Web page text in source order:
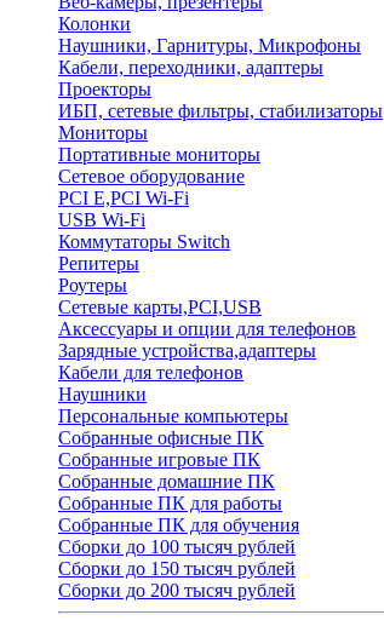
Колонки
Наушники, Гарнитуры, Микрофоны
Кабели, переходники, адаптеры
Проекторы
ИБП, сетевые фильтры, стабилизаторы
Мониторы
Портативные мониторы
Сетевое оборудование
PCI E,PCI Wi-Fi
USB Wi-Fi
Коммутаторы Switch
Репитеры
Роутеры
Сетевые карты,PCI,USB
Аксессуары и опции для телефонов
Зарядные устройства,адаптеры
Кабели для телефонов
Наушники
Персональные компьютеры
Собранные офисные ПК
Собранные игровые ПК
Собранные домашние ПК
Собранные ПК для работы
Собранные ПК для обучения
Сборки до 100 тысяч рублей
Сборки до 150 тысяч рублей
Сборки до 200 тысяч рублей